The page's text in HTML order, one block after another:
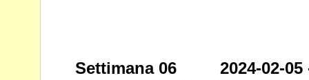
Settimana 06 2024-02-05